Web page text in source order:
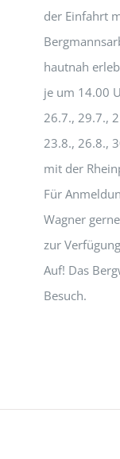
der Einfahrt
hautnah
je um 14.00
26.7., 29.7.,
23.8., 26.8.,
mit der
Für
Wagner
zur
Auf! Das
Besuch.